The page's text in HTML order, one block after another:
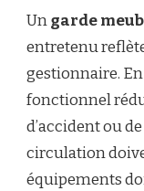
Ungarde
entretenu
gestionnaire.
fonctionnel
d’accident ou
circulation
équipements